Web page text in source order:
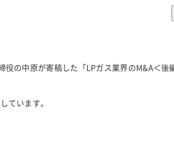
の中原が寄稿した「LPガス業界のM&A＜後
ています。